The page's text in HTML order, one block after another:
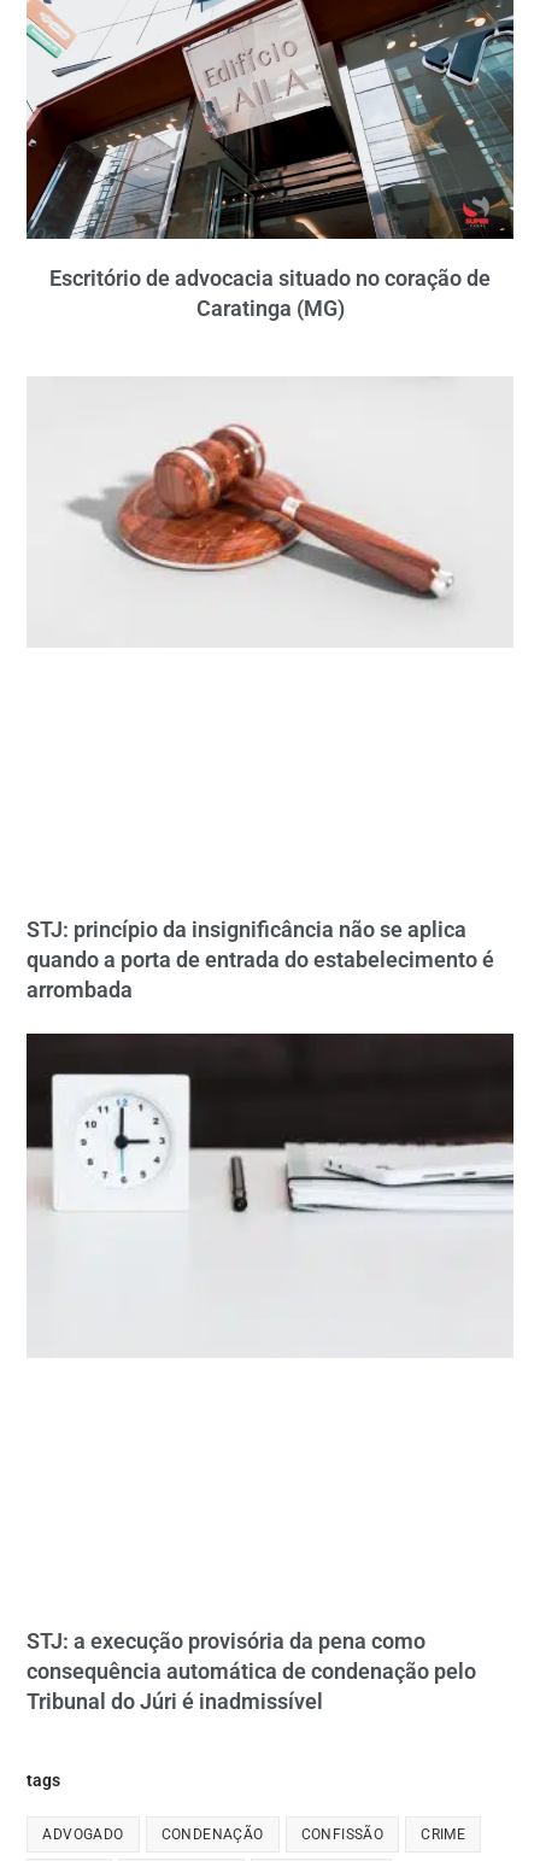
Escritório de advocacia situado no coração de
Caratinga (MG)
STJ: princípio da insignificância não se aplica
quando a porta de entrada do estabelecimento é
arrombada
STJ: a execução provisória da pena como
consequência automática de condenação pelo
Tribunal do Júri é inadmissível
tags
ADVOGADO CONDENAÇÃO CONFISSÃO CRIME